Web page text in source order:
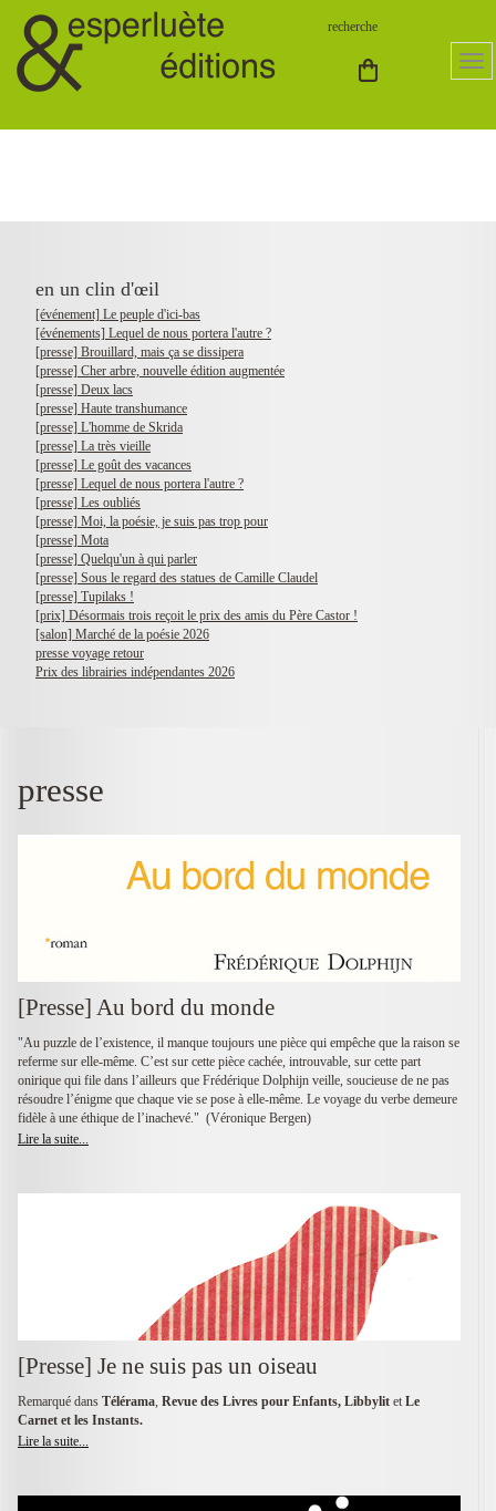
en un clin d'œil
[événement] Le peuple d'ici-bas
[événements] Lequel de nous portera l'autre ?
[presse] Brouillard, mais ça se dissipera
[presse] Cher arbre, nouvelle édition augmentée
[presse] Deux lacs
[presse] Haute transhumance
[presse] L'homme de Skrida
[presse] La très vieille
[presse] Le goût des vacances
[presse] Lequel de nous portera l'autre ?
[presse] Les oubliés
[presse] Moi, la poésie, je suis pas trop pour
[presse] Mota
[presse] Quelqu'un à qui parler
[presse] Sous le regard des statues de Camille Claudel
[presse] Tupilaks !
[prix] Désormais trois reçoit le prix des amis du Père Castor !
[salon] Marché de la poésie 2026
presse voyage retour
Prix des librairies indépendantes 2026
presse
[Presse] Au bord du monde
"Au puzzle de l’existence, il manque toujours une pièce qui empêche que la raison se
referme sur elle-même. C’est sur cette pièce cachée, introuvable, sur cette part
onirique qui file dans l’ailleurs que Frédérique Dolphijn veille, soucieuse de ne pas
résoudre l’énigme que chaque vie se pose à elle-même. Le voyage du verbe demeure
fidèle à une éthique de l’inachevé." (Véronique Bergen)
Lire la suite...
[Presse] Je ne suis pas un oiseau
Remarqué dans Télérama, Revue des Livres pour Enfants, Libbylit et Le
Carnet et les Instants.
Lire la suite...